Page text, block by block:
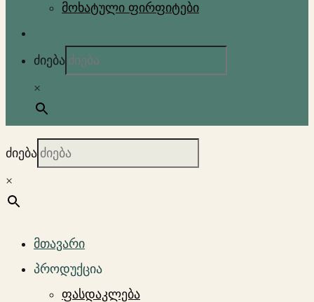
მოხატული ფირფიტები
ძიება
×
ძიება
×
მთავარი
პროდუქცია
ფასდაკლება